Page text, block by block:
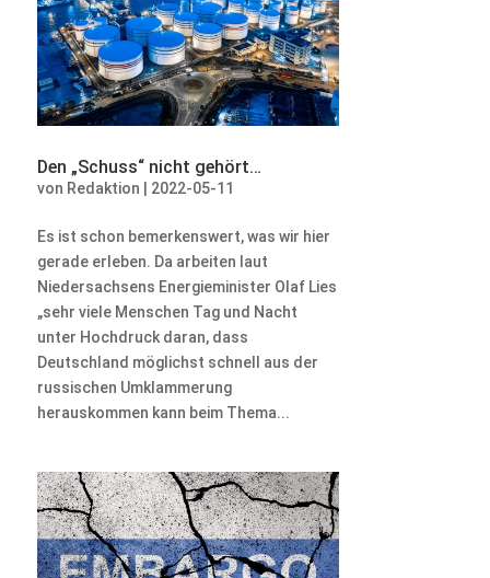
Den „Schuss“ nicht gehört…
von Redaktion 2022-05-11
Es ist schon bemerkenswert, was wir hier
gerade erleben. Da arbeiten laut
Niedersachsens Energieminister Olaf Lies
„sehr viele Menschen Tag und Nacht
unter Hochdruck daran, dass
Deutschland möglichst schnell aus der
russischen Umklammerung
herauskommen kann beim Thema...